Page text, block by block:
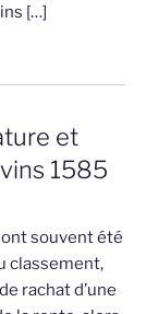
[…]
et
1585
souvent été
classement,
rachat d’une